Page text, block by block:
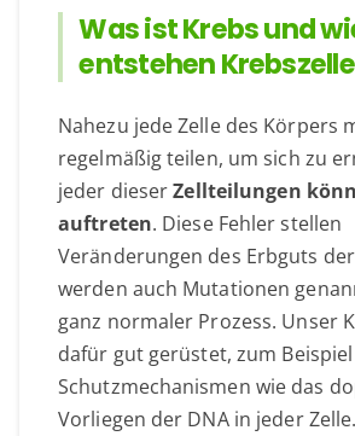
Was ist Krebs und
entstehen
Nahezu jede Zelle des Körpers
regelmäßig teilen, um sich zu
jeder dieserZellteilungen
auftreten. Diese Fehler stellen
Veränderungen des Erbguts
werden auch Mutationen
ganz normaler Prozess. Unser
dafür gut gerüstet, zum
Schutzmechanismen wie das
Vorliegen der DNA in jeder